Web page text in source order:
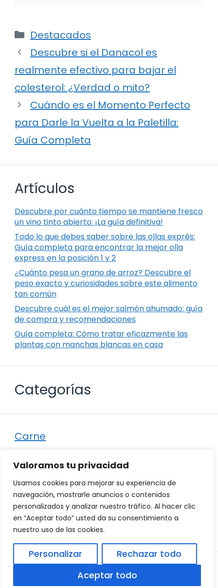
Valoramos tu privacidad
Usamos cookies para mejorar su experiencia de
navegación, mostrarle anuncios o contenidos
personalizados y analizar nuestro tráfico. Al hacer clic
en “Aceptar todo” usted da su consentimiento a
nuestro uso de las cookies.
Personalizar
Rechazar todo
Aceptar todo
Categorías
Destacados
Descubre si el Danacol es
realmente efectivo para bajar el
colesterol: ¿Verdad o mito?
Cuándo es el Momento Perfecto
para Darle la Vuelta a la Paletilla:
Guía Completa
Artículos
Descubre por cuánto tiempo se mantiene fresco
un vino tinto abierto: ¡La guía definitiva!
Todo lo que debes saber sobre las ollas exprés:
Guía completa para encontrar la mejor olla
express en la posición 1 y 2
¿Cuánto pesa un grano de arroz? Descubre el
peso exacto y curiosidades sobre este alimento
tan común
Descubre cuál es el mejor salmón ahumado: guía
de compra y recomendaciones
Guía completa: Cómo tratar eficazmente las
plantas con manchas blancas en casa
Categorías
Carne
Otro
Pescado
Recetas
Política de Privacidad Aviso Legal|
Política de Cookies